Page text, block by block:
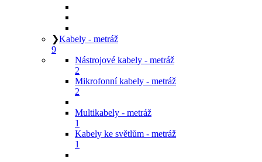
❯Kabely - metráž
9
Nástrojové kabely - metráž
2
Mikrofonní kabely - metráž
2
Multikabely - metráž
1
Kabely ke světlům - metráž
1